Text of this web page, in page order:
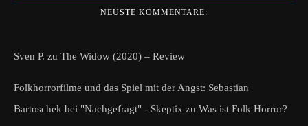
NEUSTE KOMMENTARE:
Sven P. zu The Widow (2020) – Review
Folkhorrorfilme und das Spiel mit der Angst: Sebastian
Bartoschek bei "Nachgefragt" - Skeptix zu Was ist Folk Horror?